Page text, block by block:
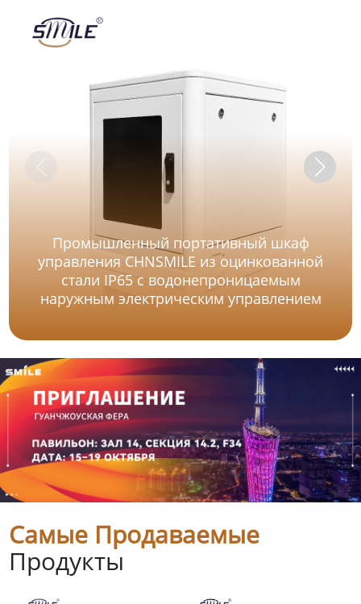
Промышленный портативный шкаф
управления CHNSMILE из оцинкованной
стали IP65 с водонепроницаемым
наружным электрическим управлением
Самые Продаваемые
Продукты